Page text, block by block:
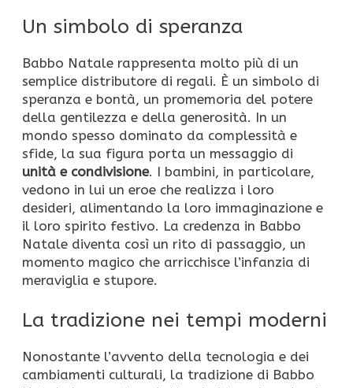
Un simbolo di speranza
Babbo Natale rappresenta molto più di un
semplice distributore di regali. È un simbolo di
speranza e bontà, un promemoria del potere
della gentilezza e della generosità. In un
mondo spesso dominato da complessità e
sfide, la sua figura porta un messaggio di
unità e condivisione. I bambini, in particolare,
vedono in lui un eroe che realizza i loro
desideri, alimentando la loro immaginazione e
il loro spirito festivo. La credenza in Babbo
Natale diventa così un rito di passaggio, un
momento magico che arricchisce l’infanzia di
meraviglia e stupore.
La tradizione nei tempi moderni
Nonostante l’avvento della tecnologia e dei
cambiamenti culturali, la tradizione di Babbo